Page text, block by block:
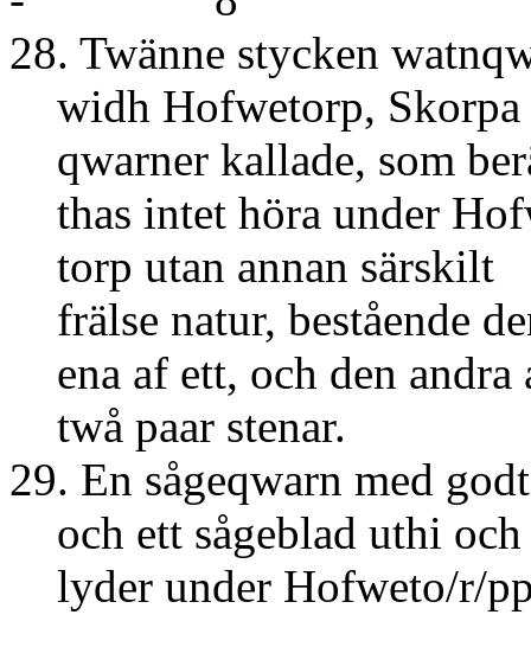
28. Twänne stycken
widh Hofwetorp, Skorpa
qwarner kallade, som
thas intet höra under
torp utan annan särskilt
frälse natur, bestående
ena af ett, och den andra
twå paar stenar.
29. En sågeqwarn med
och ett sågeblad uthi och
lyder under Hofweto/r/